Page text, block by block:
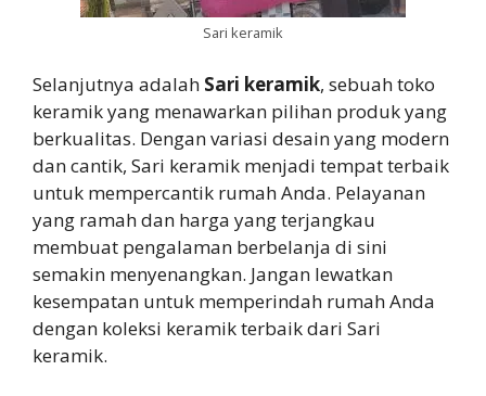
Sari keramik
Selanjutnya adalah Sari keramik, sebuah toko
keramik yang menawarkan pilihan produk yang
berkualitas. Dengan variasi desain yang modern
dan cantik, Sari keramik menjadi tempat terbaik
untuk mempercantik rumah Anda. Pelayanan
yang ramah dan harga yang terjangkau
membuat pengalaman berbelanja di sini
semakin menyenangkan. Jangan lewatkan
kesempatan untuk memperindah rumah Anda
dengan koleksi keramik terbaik dari Sari
keramik.